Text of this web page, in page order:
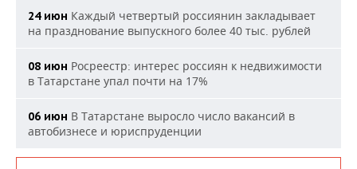
24 июн Каждый четвертый россиянин закладывает
на празднование выпускного более 40 тыс. рублей
08 июн Росреестр: интерес россиян к недвижимости
в Татарстане упал почти на 17%
06 июн В Татарстане выросло число вакансий в
автобизнесе и юриспруденции